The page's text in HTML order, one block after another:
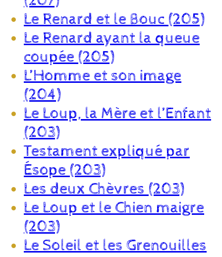
Le Renard et le Bouc (205)
Le Renard ayant la queue
coupée (205)
L’Homme et son image
(204)
Le Loup, la Mère et l’Enfant
(203)
Testament expliqué par
Ésope (203)
Les deux Chèvres (203)
Le Loup et le Chien maigre
(203)
Le Soleil et les Grenouilles